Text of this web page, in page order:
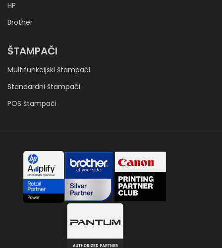
HP
Brother
ŠTAMPAČI
Multifunkcijski štampači
Standardni štampači
POS štampači